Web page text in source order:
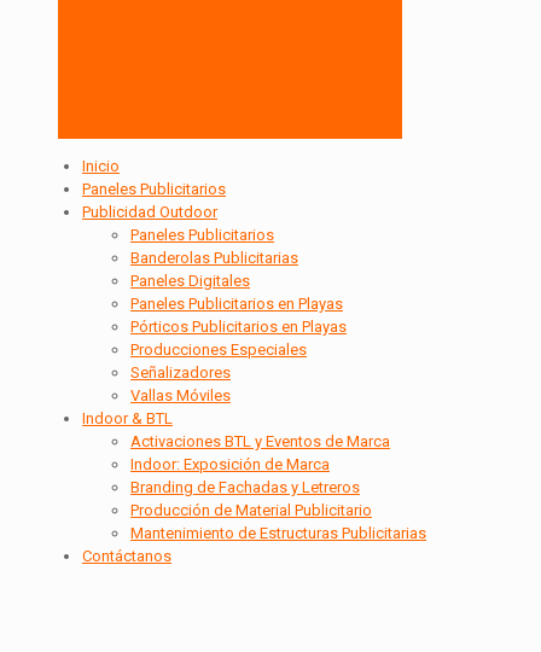
Inicio
Paneles Publicitarios
Publicidad Outdoor
Paneles Publicitarios
Banderolas Publicitarias
Paneles Digitales
Paneles Publicitarios en Playas
Pórticos Publicitarios en Playas
Producciones Especiales
Señalizadores
Vallas Móviles
Indoor & BTL
Activaciones BTL y Eventos de Marca
Indoor: Exposición de Marca
Branding de Fachadas y Letreros
Producción de Material Publicitario
Mantenimiento de Estructuras Publicitarias
Contáctanos